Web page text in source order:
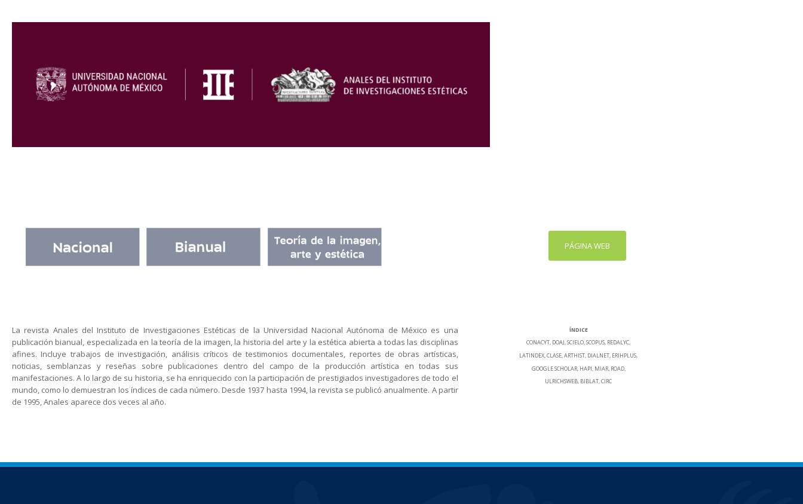
PÁGINA WEB
La revista Anales del Instituto de Investigaciones Estéticas de la Universidad Nacional Autónoma de México es una
publicación bianual, especializada en la teoría de la imagen, la historia del arte y la estética abierta a todas las disciplinas
afines. Incluye trabajos de investigación, análisis críticos de testimonios documentales, reportes de obras artísticas,
noticias, semblanzas y reseñas sobre publicaciones dentro del campo de la producción artística en todas sus
manifestaciones. A lo largo de su historia, se ha enriquecido con la participación de prestigiados investigadores de todo el
mundo, como lo demuestran los índices de cada número. Desde 1937 hasta 1994, la revista se publicó anualmente. A partir
de 1995, Anales aparece dos veces al año.
ÍNDICE
CONACYT, DOAJ, SCIELO, SCOPUS, REDALYC,
LATINDEX, CLASE, ARTHIST, DIALNET, ERIHPLUS,
GOOGLE SCHOLAR, HAPI, MIAR, ROAD,
ULRICHSWEB, BIBLAT, CIRC